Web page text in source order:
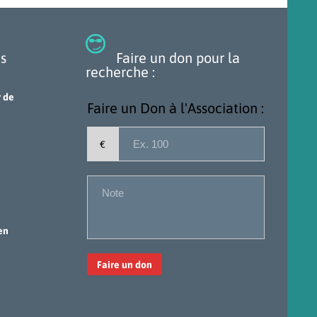
de

Faire un don pour la
recherche :
Faire un Don à l'Association :
€
Faire un don